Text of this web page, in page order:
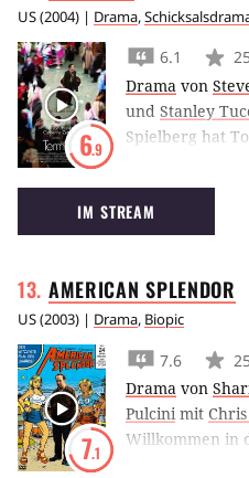
US(2004) | Drama,
6.9
6.1
Drama von
und Stanley
Spielberg hat
keine andere
wohnen.
IM STREAM
AMERICANSPLENDOR
US(2003) | Drama, Biopic
7.1
7.6
Drama von
Pulcinimit
Willkommen in
dem kauzigen